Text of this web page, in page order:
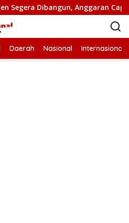
Dibangun, Anggaran Capai 500 M
Daerah Nasional Internasional